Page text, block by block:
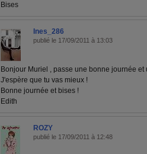
Bises
Ines_286
publié le 17/09/2011 à 13:03
Bonjour Muriel , passe une bonne journée
J'espère que tu vas mieux !
Bonne journée et bises !
Edith
ROZY
publié le 17/09/2011 à 12:48